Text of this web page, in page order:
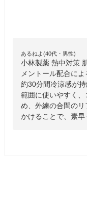
あるねよ(40代・男性)
小林製薬 熱中対策
メントール配合に
約30分間冷涼感が
範囲に使いやすく
め、外練の合間の
かけることで、素早